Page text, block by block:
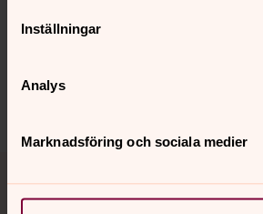
Inställningar
Analys
Marknadsföring och sociala medier